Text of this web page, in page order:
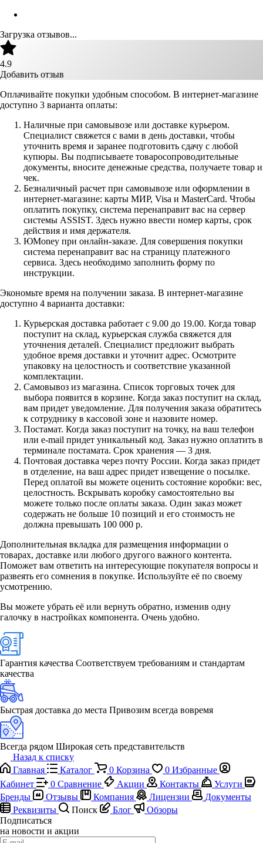
Загрузка отзывов...
4.9
Добавить отзыв
Оплачивайте покупки удобным способом. В интернет-магазине
доступно 3 варианта оплаты:
Наличные при самовывозе или доставке курьером.
Специалист свяжется с вами в день доставки, чтобы
уточнить время и заранее подготовить сдачу с любой
купюры. Вы подписываете товаросопроводительные
документы, вносите денежные средства, получаете товар и
чек.
Безналичный расчет при самовывозе или оформлении в
интернет-магазине: карты МИР, Visa и MasterCard. Чтобы
оплатить покупку, система перенаправит вас на сервер
системы ASSIST. Здесь нужно ввести номер карты, срок
действия и имя держателя.
ЮMoney при онлайн-заказе. Для совершения покупки
система перенаправит вас на страницу платежного
сервиса. Здесь необходимо заполнить форму по
инструкции.
Экономьте время на получении заказа. В интернет-магазине
доступно 4 варианта доставки:
Курьерская доставка работает с 9.00 до 19.00. Когда товар
поступит на склад, курьерская служба свяжется для
уточнения деталей. Специалист предложит выбрать
удобное время доставки и уточнит адрес. Осмотрите
упаковку на целостность и соответствие указанной
комплектации.
Самовывоз из магазина. Список торговых точек для
выбора появится в корзине. Когда заказ поступит на склад,
вам придет уведомление. Для получения заказа обратитесь
к сотруднику в кассовой зоне и назовите номер.
Постамат. Когда заказ поступит на точку, на ваш телефон
или e-mail придет уникальный код. Заказ нужно оплатить в
терминале постамата. Срок хранения — 3 дня.
Почтовая доставка через почту России. Когда заказ придет
в отделение, на ваш адрес придет извещение о посылке.
Перед оплатой вы можете оценить состояние коробки: вес,
целостность. Вскрывать коробку самостоятельно вы
можете только после оплаты заказа. Один заказ может
содержать не больше 10 позиций и его стоимость не
должна превышать 100 000 р.
Дополнительная вкладка для размещения информации о
товарах, доставке или любого другого важного контента.
Поможет вам ответить на интересующие покупателя вопросы и
развеять его сомнения в покупке. Используйте её по своему
усмотрению.
Вы можете убрать её или вернуть обратно, изменив одну
галочку в настройках компонента. Очень удобно.
Гарантия качества Соответствуем требованиям и стандартам
качества
Быстрая доставка до места Привозим всегда вовремя
Всегда рядом Широкая сеть представительств
Назад к списку
Главная
Каталог 0 Корзина 0 Избранные
Кабинет
0 Сравнение Акции Контакты
Услуги
Бренды
Отзывы Компания Лицензии
Документы
Реквизиты
Поиск Блог
Обзоры
Подписаться
на новости и акции